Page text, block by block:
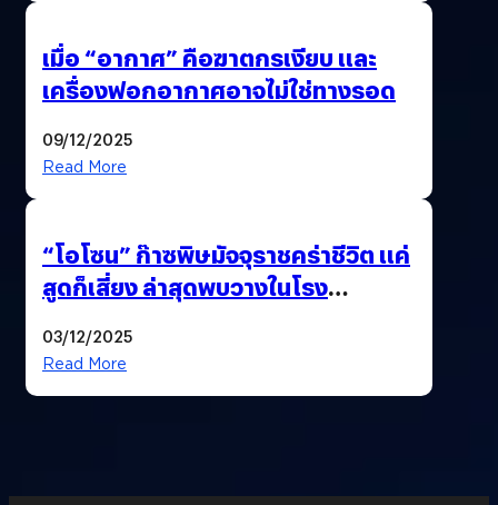
เมื่อ “อากาศ” คือฆาตกรเงียบ และ
เครื่องฟอกอากาศอาจไม่ใช่ทางรอด
09/12/2025
Read More
“โอโซน” ก๊าซพิษมัจจุราชคร่าชีวิต แค่
สูดก็เสี่ยง ล่าสุดพบวางในโรง
03/12/2025
Read More